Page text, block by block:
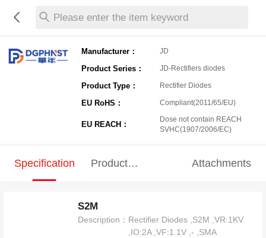
Please enter the item keyword
Manufacturer： JD
Product Series： JD-Rectifiers diodes
Product Type： Rectifier Diodes
EU RoHS： Compliant(2011/65/EU)
EU REACH：
Dose not contain REACH
SVHC(1907/2006/EC)
Specification
Product
Attachments
S2M
Description： Rectifier Diodes ,S2M ,VR:1KV
,IO:2A ,VF:1.1V ,- ,SMA